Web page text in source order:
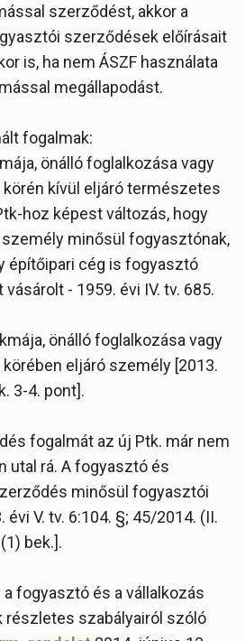
szerződést, akkor a
szerződések előírásait
is, ha nem ÁSZF használata
megállapodást.
fogalmak:
önálló foglalkozása vagy
kívül eljáró természetes
hoz képest változás, hogy
minősül fogyasztónak,
építőipari cég is fogyasztó
- 1959. évi IV. tv. 685.
önálló foglalkozása vagy
eljáró személy [2013.
3-4. pont].
fogalmát az új Ptk. már nem
utal rá. A fogyasztó és
minősül fogyasztói
V. tv. 6:104. §; 45/2014. (II.
bek.].
fogyasztó és a vállalkozás
szabályairól szóló